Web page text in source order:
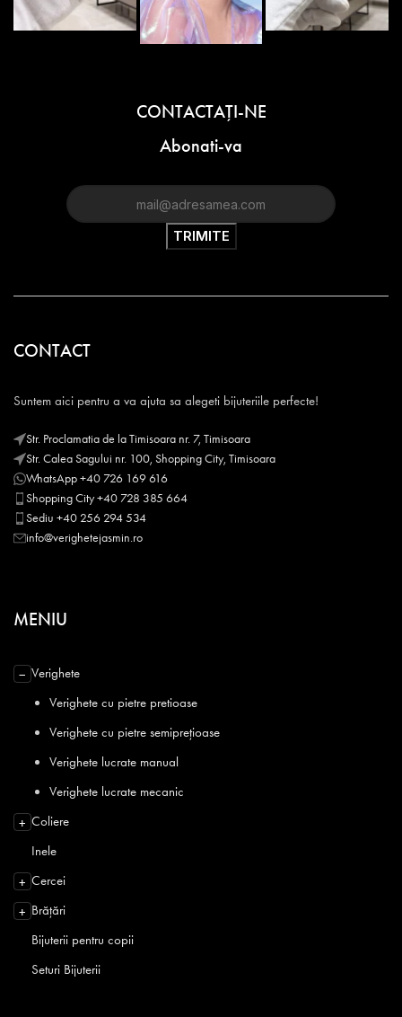
CONTACTAŢI-NE
Abonati-va
CONTACT
Suntem aici pentru a va ajuta sa alegeti bijuteriile perfecte!
Str. Proclamatia de la Timisoara nr. 7, Timisoara
Str. Calea Sagului nr. 100, Shopping City, Timisoara
WhatsApp +40 726 169 616
Shopping City +40 728 385 664
Sediu +40 256 294 534
info@verighetejasmin.ro
MENIU
− Verighete
Verighete cu pietre pretioase
Verighete cu pietre semiprețioase
Verighete lucrate manual
Verighete lucrate mecanic
+ Coliere
Inele
+ Cercei
+ Brățări
Bijuterii pentru copii
Seturi Bijuterii